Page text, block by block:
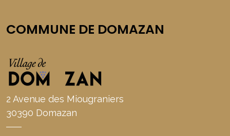
COMMUNE DE DOMAZAN
2 Avenue des Miougraniers
30390 Domazan